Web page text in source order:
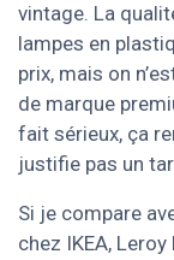
vintage. La
lampes en
prix, mais on
de marque
fait sérieux, ça
justifie pas un
Si je compare
chez IKEA,